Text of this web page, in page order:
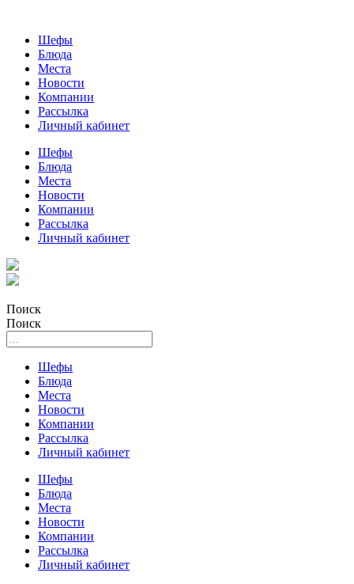
Шефы
Блюда
Места
Новости
Компании
Рассылка
Личный кабинет
Шефы
Блюда
Места
Новости
Компании
Рассылка
Личный кабинет
Поиск
Поиск
Шефы
Блюда
Места
Новости
Компании
Рассылка
Личный кабинет
Шефы
Блюда
Места
Новости
Компании
Рассылка
Личный кабинет